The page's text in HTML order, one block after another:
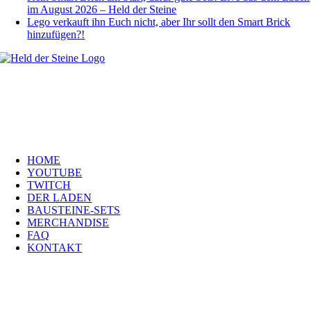
im August 2026 – Held der Steine
Lego verkauft ihn Euch nicht, aber Ihr sollt den Smart Brick
hinzufügen?!
HOME
YOUTUBE
TWITCH
DER LADEN
BAUSTEINE-SETS
MERCHANDISE
FAQ
KONTAKT